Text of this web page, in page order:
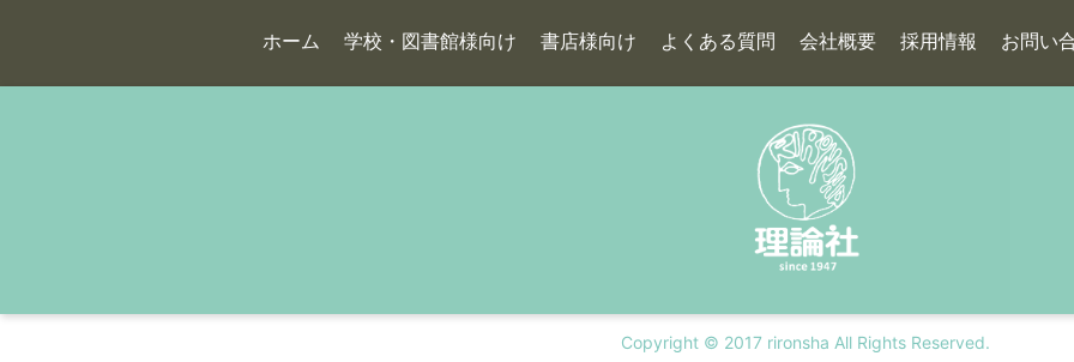
ホーム 学校・図書館様向け 書店様向け よくある質問 会社概要 採用情報 お問い
Copyright © 2017 rironsha All Rights Reserved.